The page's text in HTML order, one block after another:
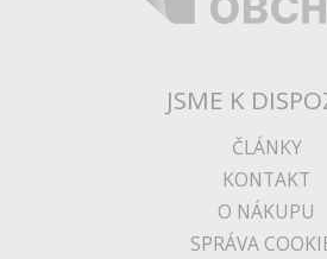
JSME K
ČLÁNKY
KONTAKT
O NÁKUPU
SPRÁVA